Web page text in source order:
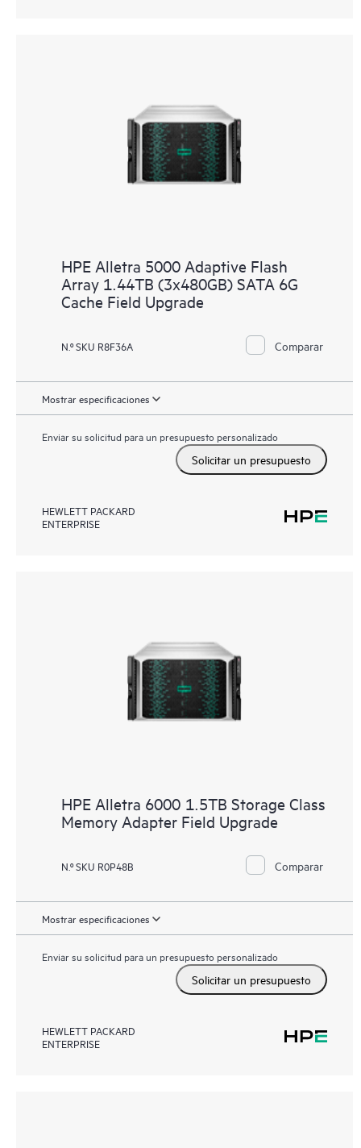
HPE Alletra 5000 Adaptive Flash
Array 1.44TB (3x480GB) SATA 6G
Cache Field Upgrade
N.º SKU R8F36A Comparar
Mostrar especificaciones
Enviar su solicitud para un presupuesto personalizado
Solicitar un presupuesto
HEWLETT PACKARD
ENTERPRISE
HPE Alletra 6000 1.5TB Storage Class
Memory Adapter Field Upgrade
N.º SKU R0P48B Comparar
Mostrar especificaciones
Enviar su solicitud para un presupuesto personalizado
Solicitar un presupuesto
HEWLETT PACKARD
ENTERPRISE